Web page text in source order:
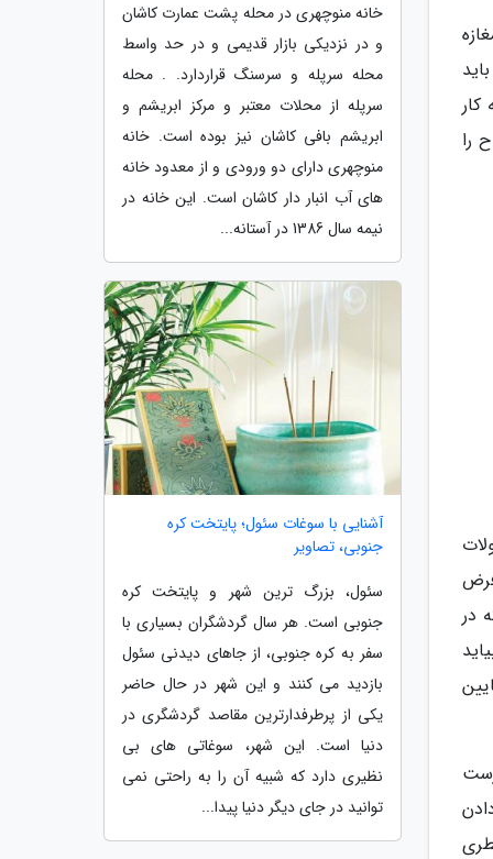
را
در
خانه منوچهری در محله پشت عمارت کاشان
و در نزدیکی بازار قدیمی و در حد واسط
محله سرپله و سرسنگ قراردارد. . محله
سرپله از محلات معتبر و مرکز ابریشم و
ابریشم بافی کاشان نیز بوده است. خانه
منوچهری دارای دو ورودی و از معدود خانه
های آب انبار دار کاشان است. این خانه در
نیمه سال 1386 در آستانه...
آشنایی با سوغات سئول؛ پایتخت کره
جنوبی، تصاویر
سئول، بزرگ ترین شهر و پایتخت کره
جنوبی است. هر سال گردشگران بسیاری با
سفر به کره جنوبی، از جاهای دیدنی سئول
بازدید می کنند و این شهر در حال حاضر
یکی از پرطرفدارترین مقاصد گردشگری در
دنیا است. این شهر، سوغاتی های بی
نظیری دارد که شبیه آن را به راحتی نمی
توانید در جای دیگر دنیا پیدا...